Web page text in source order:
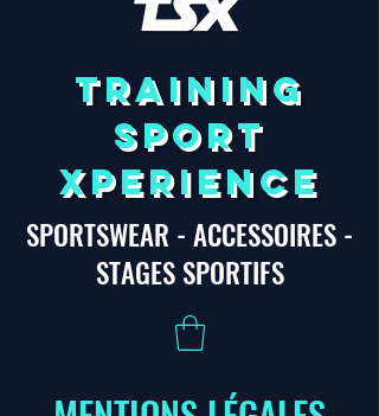
TRAINING
SPORT
XPERIENCE
SPORTSWEAR - ACCESSOIRES -
STAGES SPORTIFS